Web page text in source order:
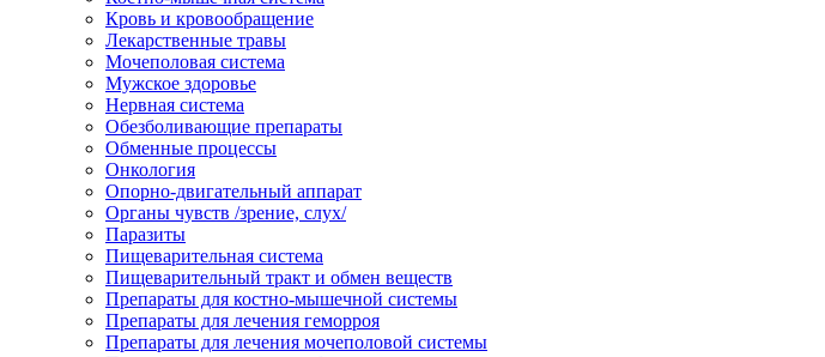
Кровь и кровообращение
Лекарственные травы
Мочеполовая система
Мужское здоровье
Нервная система
Обезболивающие препараты
Обменные процессы
Онкология
Опорно-двигательный аппарат
Органы чувств /зрение, слух/
Паразиты
Пищеварительная система
Пищеварительный тракт и обмен веществ
Препараты для костно-мышечной системы
Препараты для лечения геморроя
Препараты для лечения мочеполовой системы